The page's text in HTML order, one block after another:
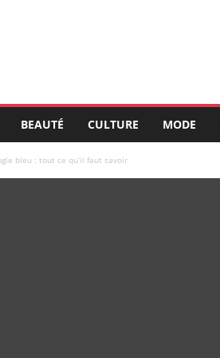
BEAUTÉ CULTURE MODE
bleu : tout ce qu’il faut savoir